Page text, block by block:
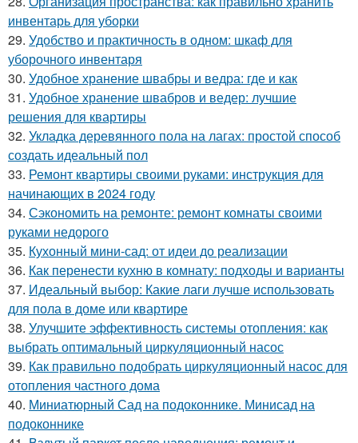
инвентарь для уборки
29. Удобство и практичность в одном: шкаф для
уборочного инвентаря
30. Удобное хранение швабры и ведра: где и как
31. Удобное хранение швабров и ведер: лучшие
решения для квартиры
32. Укладка деревянного пола на лагах: простой способ
создать идеальный пол
33. Ремонт квартиры своими руками: инструкция для
начинающих в 2024 году
34. Сэкономить на ремонте: ремонт комнаты своими
руками недорого
35. Кухонный мини-сад: от идеи до реализации
36. Как перенести кухню в комнату: подходы и варианты
37. Идеальный выбор: Какие лаги лучше использовать
для пола в доме или квартире
38. Улучшите эффективность системы отопления: как
выбрать оптимальный циркуляционный насос
39. Как правильно подобрать циркуляционный насос для
отопления частного дома
40. Миниатюрный Сад на подоконнике. Минисад на
подоконнике